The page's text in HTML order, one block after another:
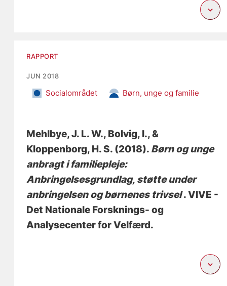
RAPPORT
JUN 2018
Socialområdet Børn, unge og familie
Mehlbye, J. L. W., Bolvig, I., &
Kloppenborg, H. S. (2018). Børn og unge
anbragt i familiepleje:
Anbringelsesgrundlag, støtte under
anbringelsen og børnenes trivsel. VIVE -
Det Nationale Forsknings- og
Analysecenter for Velfærd.